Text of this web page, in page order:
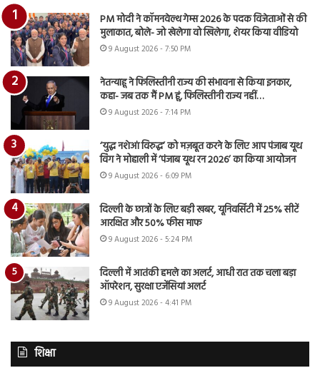
PM मोदी ने कॉमनवेल्थ गेम्स 2026 के पदक विजेताओं से की
मुलाकात, बोले- जो खेलेगा वो खिलेगा, शेयर किया वीडियो
9 August 2026 - 7:50 PM
नेतन्याहू ने फिलिस्तीनी राज्य की संभावना से किया इनकार,
कहा- जब तक मैं PM हूं, फिलिस्तीनी राज्य नहीं…
9 August 2026 - 7:14 PM
‘युद्ध नशेआं विरुद्ध’ को मज़बूत करने के लिए आप पंजाब यूथ
विंग ने मोहाली में ‘पंजाब यूथ रन 2026’ का किया आयोजन
9 August 2026 - 6:09 PM
दिल्ली के छात्रों के लिए बड़ी खबर, यूनिवर्सिटी में 25% सीटें
आरक्षित और 50% फीस माफ
9 August 2026 - 5:24 PM
दिल्ली में आतंकी हमले का अलर्ट, आधी रात तक चला बड़ा
ऑपरेशन, सुरक्षा एजेंसियां अलर्ट
9 August 2026 - 4:41 PM
शिक्षा